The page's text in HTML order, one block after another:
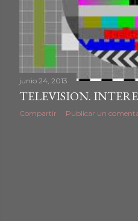
d
a
s
junio 24, 2013
TELEVISION.
Compartir Publicar un